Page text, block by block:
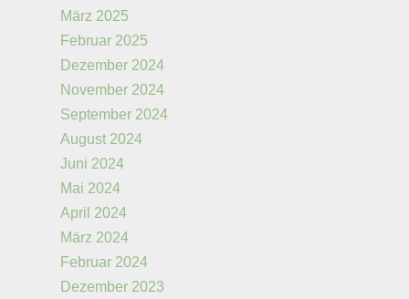
März 2025
Februar 2025
Dezember 2024
November 2024
September 2024
August 2024
Juni 2024
Mai 2024
April 2024
März 2024
Februar 2024
Dezember 2023